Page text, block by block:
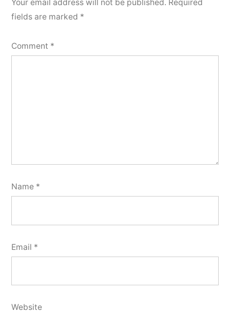
Your email address will not be published. Required
fields are marked *
Comment *
Name *
Email *
Website